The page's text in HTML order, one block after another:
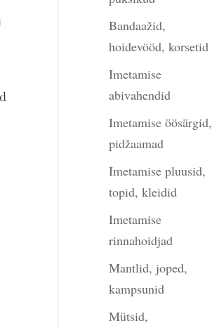
Bandaažid,
hoidevööd, korsetid
Imetamise
abivahendid
Imetamise öösärgid,
pidžaamad
Imetamise pluusid,
topid, kleidid
Imetamise
rinnahoidjad
Mantlid, joped,
kampsunid
Mütsid,